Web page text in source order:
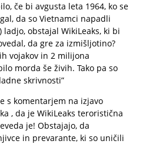
če bi avgusta leta 1964, ko se
da so Vietnamci napadli
ladjo, obstajal WikiLeaks, ki bi
da gre za izmišljotino?
vojakov in 2 milijona
morda še živih. Tako pa so
skrivnosti”
s komentarjem na izjavo
, da je WikiLeaks teroristična
je! Obstajajo, da
in prevarante, ki so uničili